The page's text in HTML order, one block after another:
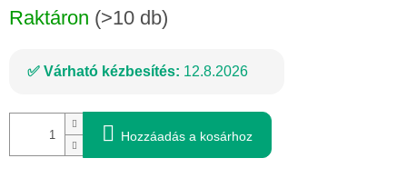
Raktáron (>10 db)
Várható kézbesítés: 12.8.2026
Hozzáadás a kosárhoz